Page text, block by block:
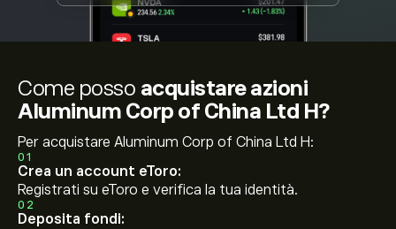
Come posso acquistare azioni
Aluminum Corp of China Ltd H?
Per acquistare Aluminum Corp of China Ltd H:
01
Crea un account eToro:
Registrati su eToro e verifica la tua identità.
02
Deposita fondi: